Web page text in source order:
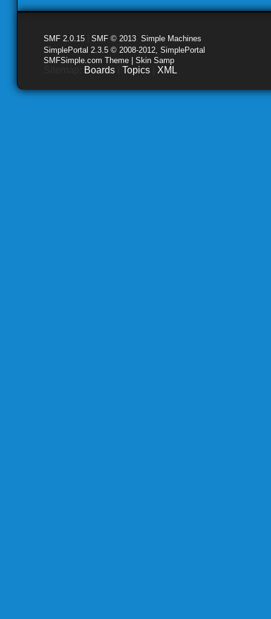
SMF 2.0.15 SMF © 2013 Simple Machines
SimplePortal 2.3.5 © 2008-2012, SimplePortal
SMFSimple.com Theme | Skin Samp
Boards Topics XML